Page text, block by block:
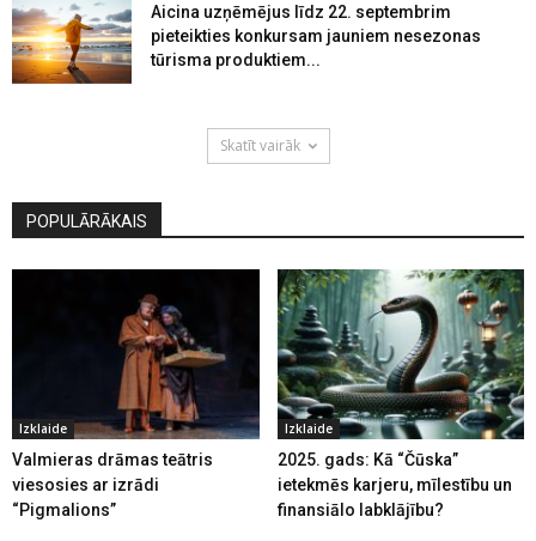
Aicina uzņēmējus līdz 22. septembrim
pieteikties konkursam jauniem nesezonas
tūrisma produktiem...
Skatīt vairāk
POPULĀRĀKAIS
Izklaide
Valmieras drāmas teātris
viesosies ar izrādi
“Pigmalions”
Izklaide
2025. gads: Kā “Čūska”
ietekmēs karjeru, mīlestību un
finansiālo labklājību?